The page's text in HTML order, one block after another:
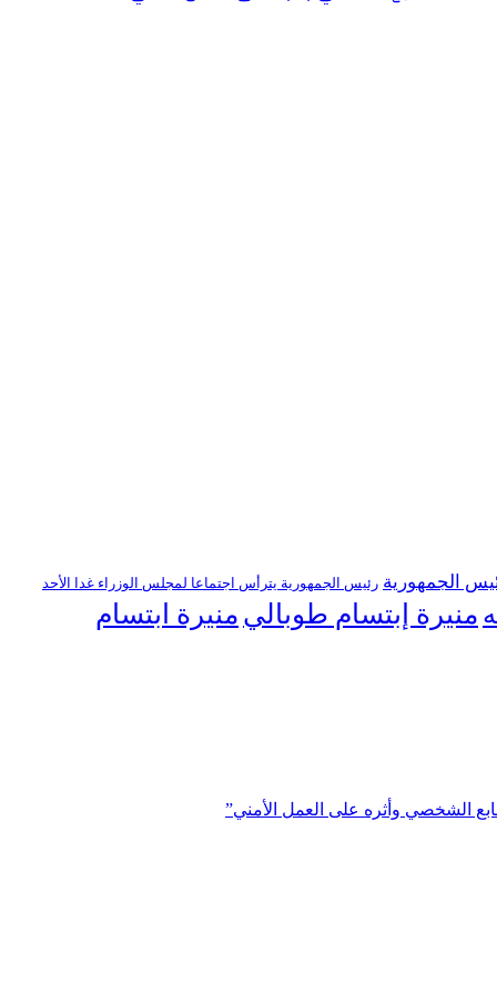
الجمهورية رئيس الجمهورية يترأس اجتماعا لمجلس الوزراء غدا الأحد
منيرة إبتسام طوبالي منيرة ابتسام
الشخصي وأثره على العمل الأمني”